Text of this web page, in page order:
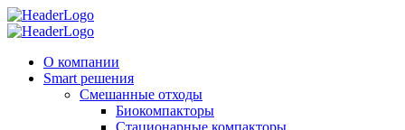
О компании
Smart решения
Смешанные отходы
Биокомпакторы
Стационарные компакторы